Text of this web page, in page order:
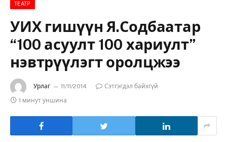
ТЕАТР
УИХ гишүүн Я.Содбаатар
“100 асуулт 100 хариулт”
нэвтрүүлэгт оролцжээ
Урлаг 11/11/2014
Сэтгэгдэл байхгүй
1 минут уншина